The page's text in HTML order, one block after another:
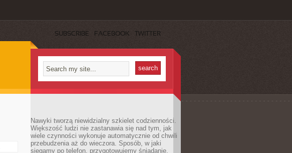
SUBSCRIBE FACEBOOK TWITTER
Nawyki tworzą niewidzialny szkielet codzienności.
Większość ludzi nie zastanawia się nad tym, jak
wiele czynności wykonuje automatycznie od chwili
przebudzenia aż do wieczora. Sposób, w jaki
sięgamy po telefon, przygotowujemy śniadanie,